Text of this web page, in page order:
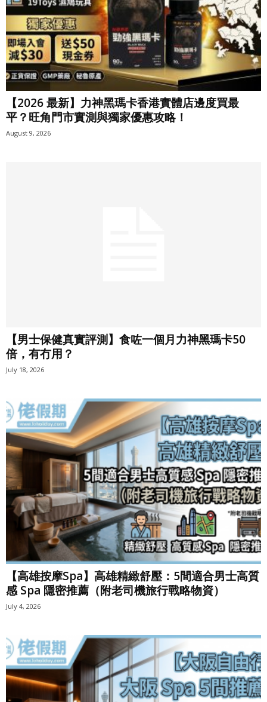
【2026 最新】力神黑瑪卡香港實體店邊度買最
平？旺角門市實測與獨家優惠攻略！
August 9, 2026
【男士保健真實評測】食咗一個月力神黑瑪卡50
倍，有冇用？
July 18, 2026
【高雄按摩Spa】高雄精緻舒壓：5間適合男士高質
感 Spa 隱密推薦（附老司機旅行戰略物資）
July 4, 2026